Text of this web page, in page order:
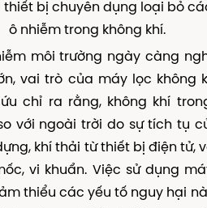
thiết bị chuyên dụng loại bỏ
ô nhiễm trong không khí.
môi trường ngày càng
vai trò của máy lọc không
chỉ ra rằng, không khí
với ngoài trời do sự tích tụ
khí thải từ thiết bị điện tử,
vi khuẩn. Việc sử dụng
thiểu các yếu tố nguy hại